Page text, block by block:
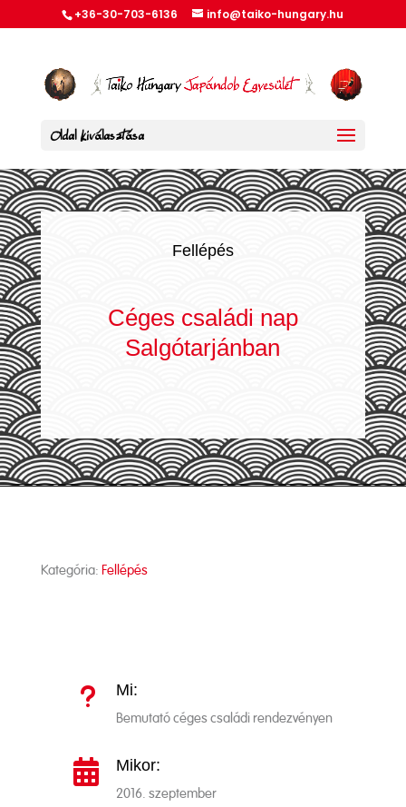
+36-30-703-6136 info@taiko-hungary.hu
Oldal kiválasztása
Fellépés
Céges családi nap
Salgótarjánban
Kategória: Fellépés
u Mi:
Bemutató céges családi rendezvényen
 Mikor:
2016. szeptember